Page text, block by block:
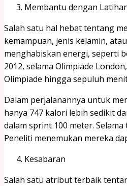
Membantu dengan
Salah satu hal hebat tentang
kemampuan, jenis kelamin,
menghabiskan energi, seperti
2012, selama Olimpiade
Olimpiade hingga sepuluh
Dalam perjalanannya untuk
hanya 747 kalori lebih sedikit
dalam sprint 100 meter.
Peneliti menemukan mereka
Kesabaran
Salah satu atribut terbaik